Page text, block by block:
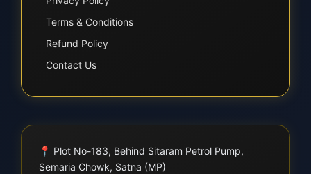
Terms & Conditions
Refund Policy
Contact Us
📍 Plot No-183, Behind Sitaram Petrol Pump,
Semaria Chowk, Satna (MP)